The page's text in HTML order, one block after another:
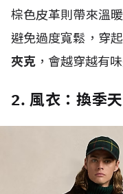
棕色皮革則帶來溫
避免過度寬鬆，穿
夾克 ，會越穿越有
2. 風衣：換季